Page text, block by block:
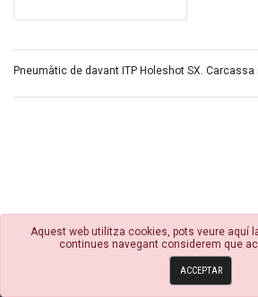
Pneumàtic de davant ITP Holeshot SX. Carcassa
Avisos Legals
Aquest web utilitza cookies, pots veure aquí
continues navegant considerem que
ACCEPTAR